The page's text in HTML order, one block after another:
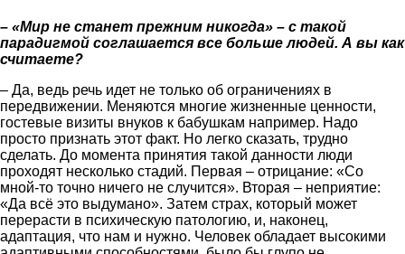
– «Мир не станет прежним никогда» – с такой
парадигмой соглашается все больше людей. А вы как
считаете?
– Да, ведь речь идет не только об ограничениях в
передвижении. Меняются многие жизненные ценности,
гостевые визиты внуков к бабушкам например. Надо
просто признать этот факт. Но легко сказать, трудно
сделать. До момента принятия такой данности люди
проходят несколько стадий. Первая – отрицание: «Со
мной-то точно ничего не случится». Вторая – неприятие:
«Да всё это выдумано». Затем страх, который может
перерасти в психическую патологию, и, наконец,
адаптация, что нам и нужно. Человек обладает высокими